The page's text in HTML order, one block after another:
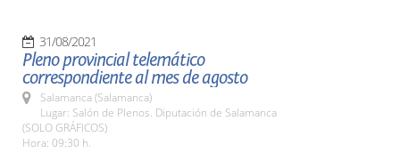
31/08/2021
Pleno provincial telemático
correspondiente al mes de agosto
Salamanca (Salamanca)
Lugar: Salón de Plenos. Diputación de Salamanca
(SOLO GRÁFICOS)
Hora: 09:30 h.